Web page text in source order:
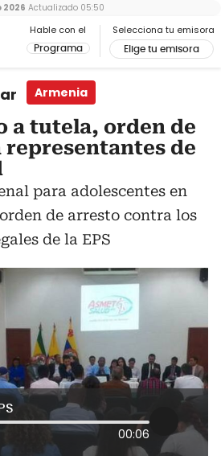
Hable con el
Programa
Selecciona tu emisora
Elige tu emisora
2026 Actualizado 05:50
Armenia
a tutela, orden de
representantes de
para adolescentes en
de arresto contra los
de la EPS
00:06